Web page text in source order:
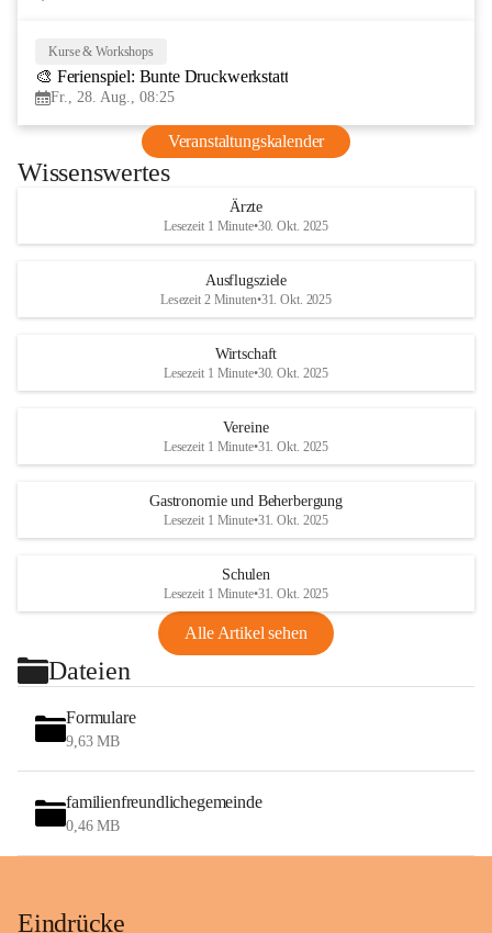
Kurse & Workshops
🎨 Ferienspiel: Bunte Druckwerkstatt
Fr., 28. Aug., 08:25
Veranstaltungskalender
Wissenswertes
Ärzte
Lesezeit 1 Minute•30. Okt. 2025
Ausflugsziele
Lesezeit 2 Minuten•31. Okt. 2025
Wirtschaft
Lesezeit 1 Minute•30. Okt. 2025
Vereine
Lesezeit 1 Minute•31. Okt. 2025
Gastronomie und Beherbergung
Lesezeit 1 Minute•31. Okt. 2025
Schulen
Lesezeit 1 Minute•31. Okt. 2025
Alle Artikel sehen
Dateien
Formulare
9,63 MB
familienfreundlichegemeinde
0,46 MB
Eindrücke